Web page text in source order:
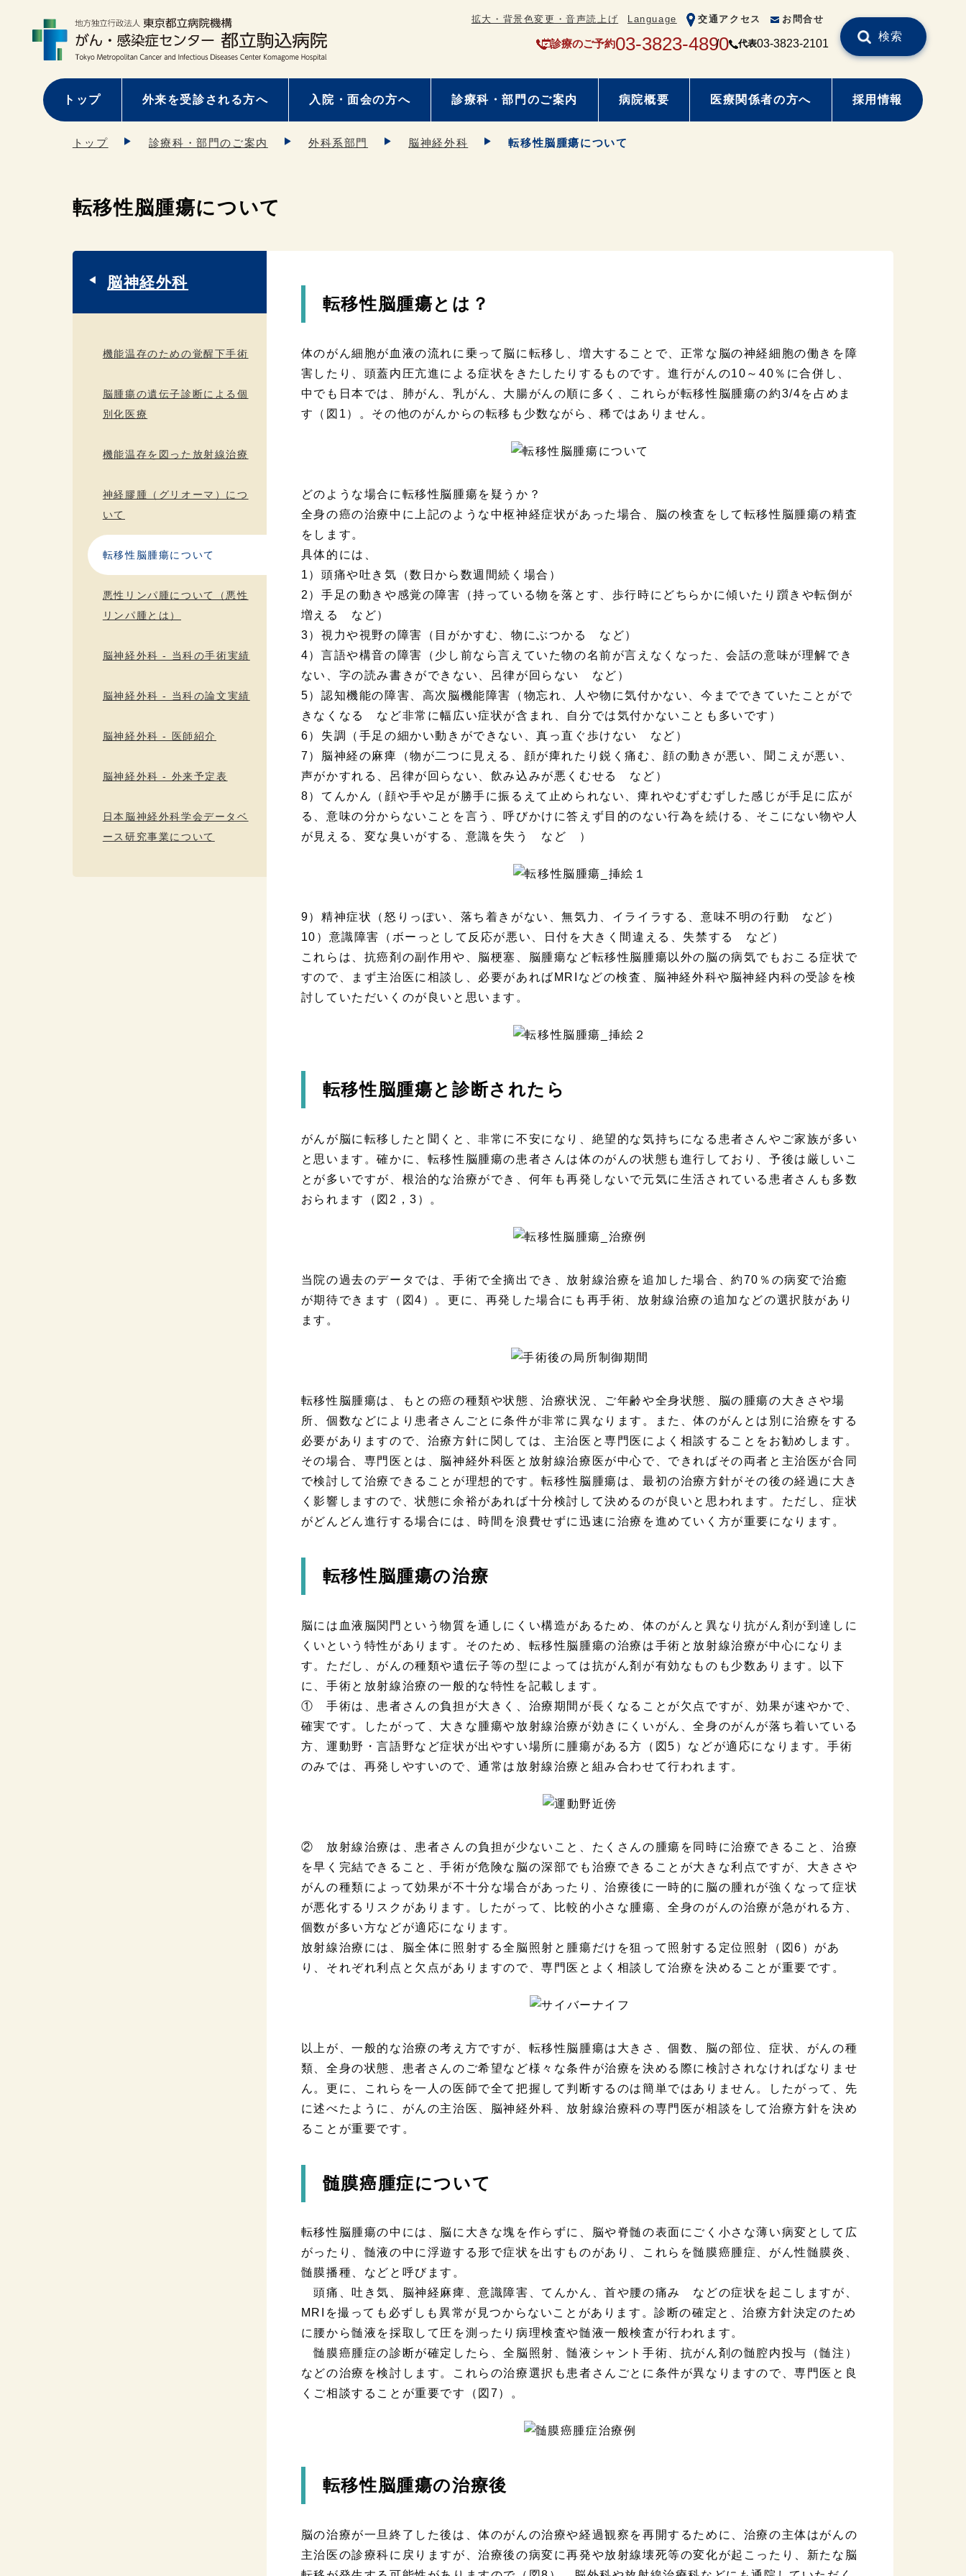
拡大・背景色変更・音声読上げ Language 交通アクセス お問合せ
診療のご予約03-3823-4890 代表03-3823-2101
検索
トップ 外来を受診される方へ 入院・面会の方へ 診療科・部門のご案内 病院概要 医療関係者の方へ 採用情報
トップ 診療科・部門のご案内 外科系部門 脳神経外科 転移性脳腫瘍について
転移性脳腫瘍について
転移性脳腫瘍とは？
体のがん細胞が血液の流れに乗って脳に転移し、増大することで、正常な脳の神経細胞の働きを障
害したり、頭蓋内圧亢進による症状をきたしたりするものです。進行がんの10～40％に合併し、
中でも日本では、肺がん、乳がん、大腸がんの順に多く、これらが転移性脳腫瘍の約3/4を占めま
す（図1）。その他のがんからの転移も少数ながら、稀ではありません。
どのような場合に転移性脳腫瘍を疑うか？
全身の癌の治療中に上記のような中枢神経症状があった場合、脳の検査をして転移性脳腫瘍の精査
をします。
具体的には、
1）頭痛や吐き気（数日から数週間続く場合）
2）手足の動きや感覚の障害（持っている物を落とす、歩行時にどちらかに傾いたり躓きや転倒が
増える など）
3）視力や視野の障害（目がかすむ、物にぶつかる など）
4）言語や構音の障害（少し前なら言えていた物の名前が言えなくなった、会話の意味が理解でき
ない、字の読み書きができない、呂律が回らない など）
5）認知機能の障害、高次脳機能障害（物忘れ、人や物に気付かない、今までできていたことがで
きなくなる など非常に幅広い症状が含まれ、自分では気付かないことも多いです）
6）失調（手足の細かい動きができない、真っ直ぐ歩けない など）
7）脳神経の麻痺（物が二つに見える、顔が痺れたり鋭く痛む、顔の動きが悪い、聞こえが悪い、
声がかすれる、呂律が回らない、飲み込みが悪くむせる など）
8）てんかん（顔や手や足が勝手に振るえて止められない、痺れやむずむずした感じが手足に広が
る、意味の分からないことを言う、呼びかけに答えず目的のない行為を続ける、そこにない物や人
が見える、変な臭いがする、意識を失う など ）
9）精神症状（怒りっぽい、落ち着きがない、無気力、イライラする、意味不明の行動 など）
10）意識障害（ボーっとして反応が悪い、日付を大きく間違える、失禁する など）
これらは、抗癌剤の副作用や、脳梗塞、脳腫瘍など転移性脳腫瘍以外の脳の病気でもおこる症状で
すので、まず主治医に相談し、必要があればMRIなどの検査、脳神経外科や脳神経内科の受診を検
討していただいくのが良いと思います。
転移性脳腫瘍と診断されたら
がんが脳に転移したと聞くと、非常に不安になり、絶望的な気持ちになる患者さんやご家族が多い
と思います。確かに、転移性脳腫瘍の患者さんは体のがんの状態も進行しており、予後は厳しいこ
とが多いですが、根治的な治療ができ、何年も再発しないで元気に生活されている患者さんも多数
おられます（図2，3）。
当院の過去のデータでは、手術で全摘出でき、放射線治療を追加した場合、約70％の病変で治癒
が期待できます（図4）。更に、再発した場合にも再手術、放射線治療の追加などの選択肢があり
ます。
転移性脳腫瘍は、もとの癌の種類や状態、治療状況、ご年齢や全身状態、脳の腫瘍の大きさや場
所、個数などにより患者さんごとに条件が非常に異なります。また、体のがんとは別に治療をする
必要がありますので、治療方針に関しては、主治医と専門医によく相談することをお勧めします。
その場合、専門医とは、脳神経外科医と放射線治療医が中心で、できればその両者と主治医が合同
で検討して治療できることが理想的です。転移性脳腫瘍は、最初の治療方針がその後の経過に大き
く影響しますので、状態に余裕があれば十分検討して決めるのが良いと思われます。ただし、症状
がどんどん進行する場合には、時間を浪費せずに迅速に治療を進めていく方が重要になります。
転移性脳腫瘍の治療
脳には血液脳関門という物質を通しにくい構造があるため、体のがんと異なり抗がん剤が到達しに
くいという特性があります。そのため、転移性脳腫瘍の治療は手術と放射線治療が中心になりま
す。ただし、がんの種類や遺伝子等の型によっては抗がん剤が有効なものも少数あります。以下
に、手術と放射線治療の一般的な特性を記載します。
① 手術は、患者さんの負担が大きく、治療期間が長くなることが欠点ですが、効果が速やかで、
確実です。したがって、大きな腫瘍や放射線治療が効きにくいがん、全身のがんが落ち着いている
方、運動野・言語野など症状が出やすい場所に腫瘍がある方（図5）などが適応になります。手術
のみでは、再発しやすいので、通常は放射線治療と組み合わせて行われます。
② 放射線治療は、患者さんの負担が少ないこと、たくさんの腫瘍を同時に治療できること、治療
を早く完結できること、手術が危険な脳の深部でも治療できることが大きな利点ですが、大きさや
がんの種類によって効果が不十分な場合があったり、治療後に一時的に脳の腫れが強くなって症状
が悪化するリスクがあります。したがって、比較的小さな腫瘍、全身のがんの治療が急がれる方、
個数が多い方などが適応になります。
放射線治療には、脳全体に照射する全脳照射と腫瘍だけを狙って照射する定位照射（図6）があ
り、それぞれ利点と欠点がありますので、専門医とよく相談して治療を決めることが重要です。
以上が、一般的な治療の考え方ですが、転移性脳腫瘍は大きさ、個数、脳の部位、症状、がんの種
類、全身の状態、患者さんのご希望など様々な条件が治療を決める際に検討されなければなりませ
ん。更に、これらを一人の医師で全て把握して判断するのは簡単ではありません。したがって、先
に述べたように、がんの主治医、脳神経外科、放射線治療科の専門医が相談をして治療方針を決め
ることが重要です。
髄膜癌腫症について
転移性脳腫瘍の中には、脳に大きな塊を作らずに、脳や脊髄の表面にごく小さな薄い病変として広
がったり、髄液の中に浮遊する形で症状を出すものがあり、これらを髄膜癌腫症、がん性髄膜炎、
髄膜播種、などと呼びます。
頭痛、吐き気、脳神経麻痺、意識障害、てんかん、首や腰の痛み などの症状を起こしますが、
MRIを撮っても必ずしも異常が見つからないことがあります。診断の確定と、治療方針決定のため
に腰から髄液を採取して圧を測ったり病理検査や髄液一般検査が行われます。
髄膜癌腫症の診断が確定したら、全脳照射、髄液シャント手術、抗がん剤の髄腔内投与（髄注）
などの治療を検討します。これらの治療選択も患者さんごとに条件が異なりますので、専門医と良
くご相談することが重要です（図7）。
転移性脳腫瘍の治療後
脳の治療が一旦終了した後は、体のがんの治療や経過観察を再開するために、治療の主体はがんの
主治医の診療科に戻りますが、治療後の病変に再発や放射線壊死等の変化が起こったり、新たな脳
脳神経外科
機能温存のための覚醒下手術
脳腫瘍の遺伝子診断による個
別化医療
機能温存を図った放射線治療
神経膠腫（グリオーマ）につ
いて
転移性脳腫瘍について
悪性リンパ腫について（悪性
リンパ腫とは）
脳神経外科 - 当科の手術実績
脳神経外科 - 当科の論文実績
脳神経外科 - 医師紹介
脳神経外科 - 外来予定表
日本脳神経外科学会データベ
ース研究事業について